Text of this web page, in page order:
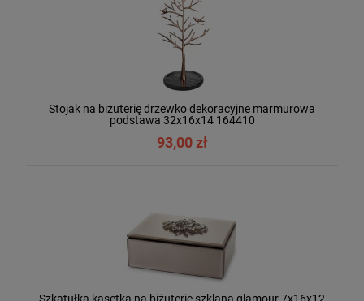
Stojak na biżuterię drzewko dekoracyjne marmurowa
podstawa 32x16x14 164410
93,00 zł